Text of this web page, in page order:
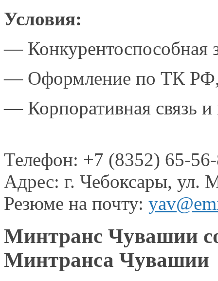
Условия:
— Конкурентоспособная
— Оформление по ТК РФ,
— Корпоративная связь и
Телефон: +7 (8352) 65-
Адрес: г. Чебоксары, ул.
Резюме на почту:
Минтранс Чувашии
Минтранса Чувашии